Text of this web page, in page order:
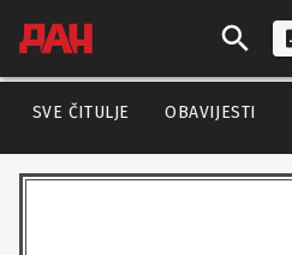
SVE ČITULJE OBAVIJESTI